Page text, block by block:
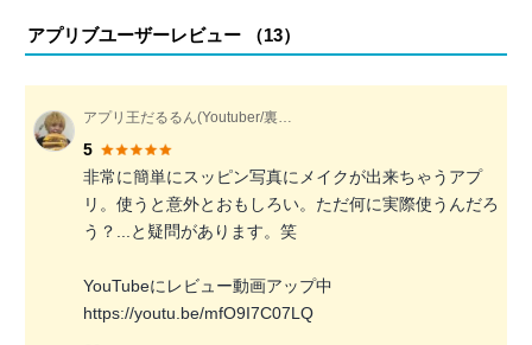
アプリブユーザーレビュー （13）
アプリ王だるるん(Youtuber/裏メニュー評論家)
5
非常に簡単にスッピン写真にメイクが出来ちゃうアプ
リ。使うと意外とおもしろい。ただ何に実際使うんだろ
う？...と疑問があります。笑
YouTubeにレビュー動画アップ中
https://youtu.be/mfO9I7C07LQ